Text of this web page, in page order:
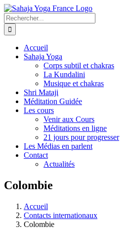
Passer
au
contenu
Rechercher:
Accueil
Sahaja Yoga
Corps subtil et chakras
La Kundalini
Musique et chakras
Shri Mataji
Méditation Guidée
Les cours
Venir aux Cours
Méditations en ligne
21 jours pour progresser
Les Médias en parlent
Contact
Actualités
Colombie
Accueil
Contacts internationaux
Colombie